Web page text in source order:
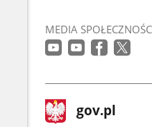
MEDIA
stopka
gov.pl Strona
gov.pl